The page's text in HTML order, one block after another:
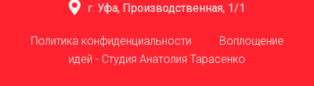
г. Уфа, Производственная, 1/1
Политика конфиденциальности Воплощение
идей - Студия Анатолия Тарасенко